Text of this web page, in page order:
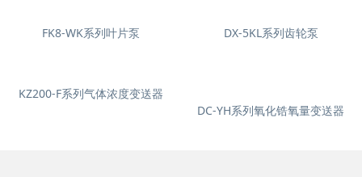
FK8-WK系列叶片泵 DX-5KL系列齿轮泵
KZ200-F系列气体浓度变送器
DC-YH系列氧化锆氧量变送器